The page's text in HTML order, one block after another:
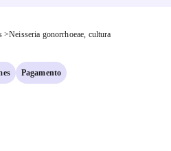
>Neisseria gonorrhoeae, cultura
Pagamento